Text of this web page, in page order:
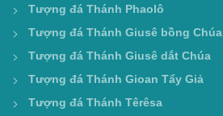
Tượng đá Thánh Phaolô
Tượng đá Thánh Giusê bồng Chúa
Tượng đá Thánh Giusê dắt Chúa
Tượng đá Thánh Gioan Tẩy Giả
Tượng đá Thánh Têrêsa